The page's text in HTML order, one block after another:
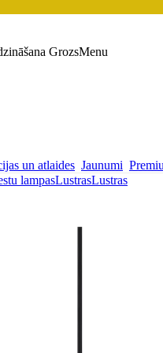
GrozsMenu
un atlaides Jaunumi
lampasLustrasLustras